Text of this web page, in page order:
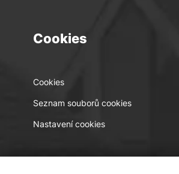
Cookies
Cookies
Seznam souborů cookies
Nastavení cookies